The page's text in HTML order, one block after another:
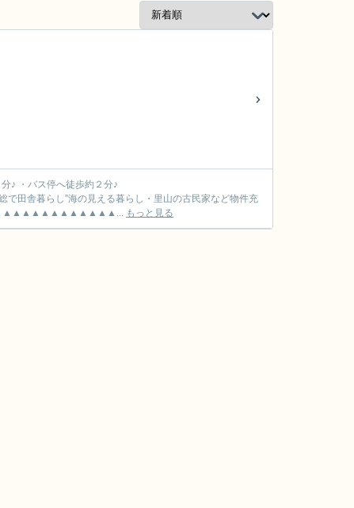
”海の見える暮らし・里山の古民家など物件充
▲▲▲▲▲▲▲▲▲▲▲▲▲▲▲▲▲... もっと見る